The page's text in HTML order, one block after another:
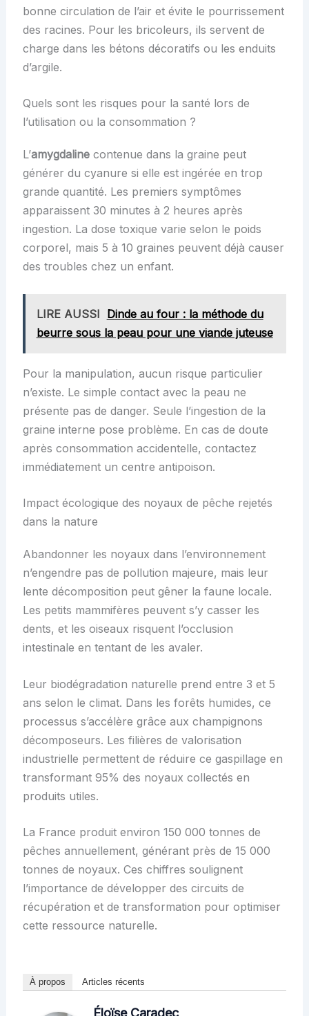
bonne circulation de l’air et évite le pourrissement
des racines. Pour les bricoleurs, ils servent de
charge dans les bétons décoratifs ou les enduits
d’argile.
Quels sont les risques pour la santé lors de
l’utilisation ou la consommation ?
L’amygdalinecontenue dans la graine peut
générer du cyanure si elle est ingérée en trop
grande quantité. Les premiers symptômes
apparaissent 30 minutes à 2 heures après
ingestion. La dose toxique varie selon le poids
corporel, mais 5 à 10 graines peuvent déjà causer
des troubles chez un enfant.
LIRE AUSSI Dinde au four : la méthode du
beurre sous la peau pour une viande juteuse
Pour la manipulation, aucun risque particulier
n’existe. Le simple contact avec la peau ne
présente pas de danger. Seule l’ingestion de la
graine interne pose problème. En cas de doute
après consommation accidentelle, contactez
immédiatement un centre antipoison.
Impact écologique des noyaux de pêche rejetés
dans la nature
Abandonner les noyaux dans l’environnement
n’engendre pas de pollution majeure, mais leur
lente décomposition peut gêner la faune locale.
Les petits mammifères peuvent s’y casser les
dents, et les oiseaux risquent l’occlusion
intestinale en tentant de les avaler.
Leur biodégradation naturelle prend entre 3 et 5
ans selon le climat. Dans les forêts humides, ce
processus s’accélère grâce aux champignons
décomposeurs. Les filières de valorisation
industrielle permettent de réduire ce gaspillage en
transformant 95% des noyaux collectés en
produits utiles.
La France produit environ 150 000 tonnes de
pêches annuellement, générant près de 15 000
tonnes de noyaux. Ces chiffres soulignent
l’importance de développer des circuits de
récupération et de transformation pour optimiser
cette ressource naturelle.
À propos Articles récents
Éloïse Caradec